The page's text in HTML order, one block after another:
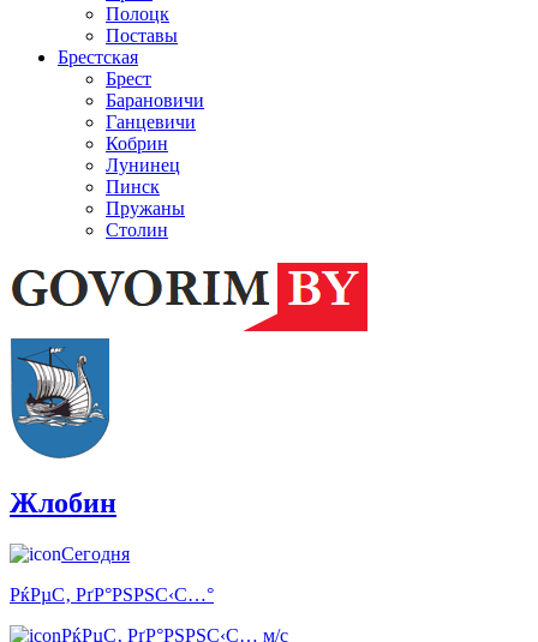
Полоцк
Поставы
Брестская
Брест
Барановичи
Ганцевичи
Кобрин
Лунинец
Пинск
Пружаны
Столин
Жлобин
Сегодня
РќРµС‚ РґР°РЅРЅС‹С…°
РќРµС‚ РґР°РЅРЅС‹С… м/с